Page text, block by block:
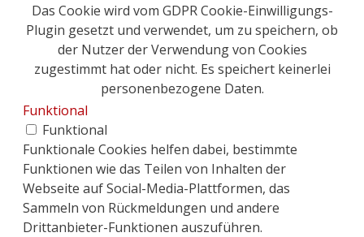
Das Cookie wird vom GDPR Cookie-Einwilligungs-
Plugin gesetzt und verwendet, um zu speichern, ob
der Nutzer der Verwendung von Cookies
zugestimmt hat oder nicht. Es speichert keinerlei
personenbezogene Daten.
Funktional
Funktional
Funktionale Cookies helfen dabei, bestimmte
Funktionen wie das Teilen von Inhalten der
Webseite auf Social-Media-Plattformen, das
Sammeln von Rückmeldungen und andere
Drittanbieter-Funktionen auszuführen.